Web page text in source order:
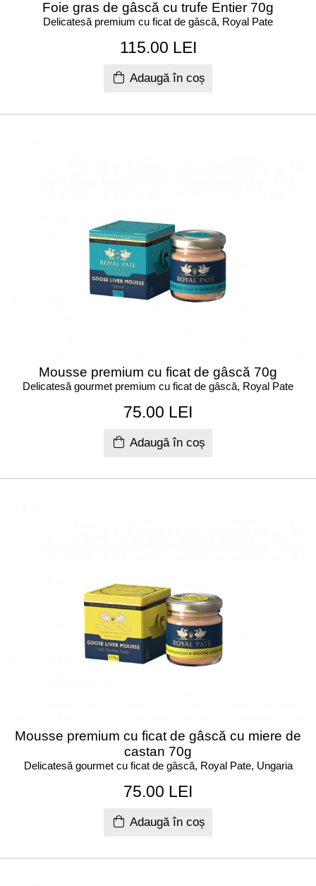
Foie gras de gâscă cu trufe Entier 70g
Delicatesă premium cu ficat de gâscă, Royal Pate
115.00 LEI
Adaugă în coș
Mousse premium cu ficat de gâscă 70g
Delicatesă gourmet premium cu ficat de gâscă, Royal Pate
75.00 LEI
Adaugă în coș
Mousse premium cu ficat de gâscă cu miere de
castan 70g
Delicatesă gourmet cu ficat de gâscă, Royal Pate, Ungaria
75.00 LEI
Adaugă în coș